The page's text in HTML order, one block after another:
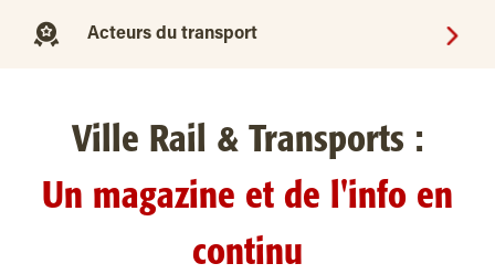
Acteurs du transport
Ville Rail & Transports :
Un magazine et de l'info en
continu